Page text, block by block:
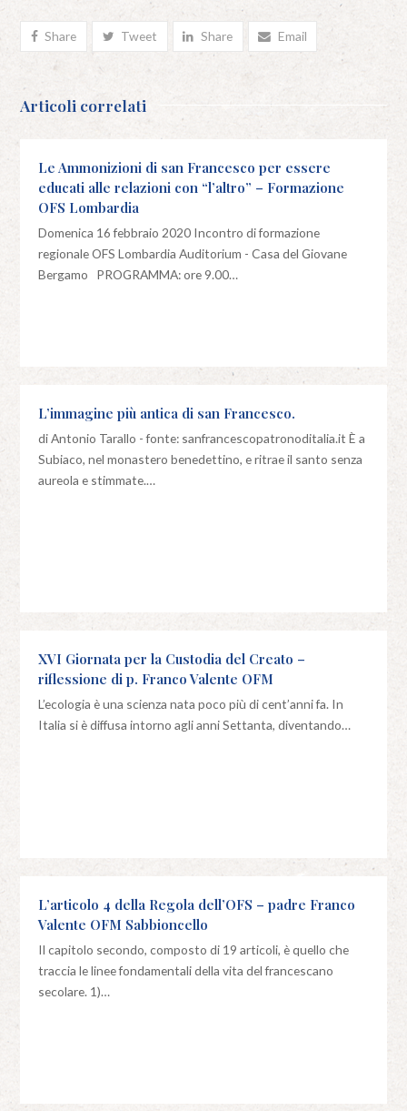
Share Tweet Share Email
Articoli correlati
Le Ammonizioni di san Francesco per essere
educati alle relazioni con “l’altro” – Formazione
OFS Lombardia
Domenica 16 febbraio 2020 Incontro di formazione
regionale OFS Lombardia Auditorium - Casa del Giovane
Bergamo PROGRAMMA: ore 9.00…
L’immagine più antica di san Francesco.
di Antonio Tarallo - fonte: sanfrancescopatronoditalia.it È a
Subiaco, nel monastero benedettino, e ritrae il santo senza
aureola e stimmate.…
XVI Giornata per la Custodia del Creato –
riflessione di p. Franco Valente OFM
L’ecologia è una scienza nata poco più di cent’anni fa. In
Italia si è diffusa intorno agli anni Settanta, diventando…
L’articolo 4 della Regola dell’OFS – padre Franco
Valente OFM Sabbioncello
Il capitolo secondo, composto di 19 articoli, è quello che
traccia le linee fondamentali della vita del francescano
secolare. 1)…